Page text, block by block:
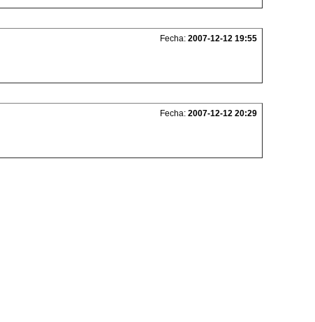
Fecha:2007-12-12 19:55
Fecha:2007-12-12 20:29